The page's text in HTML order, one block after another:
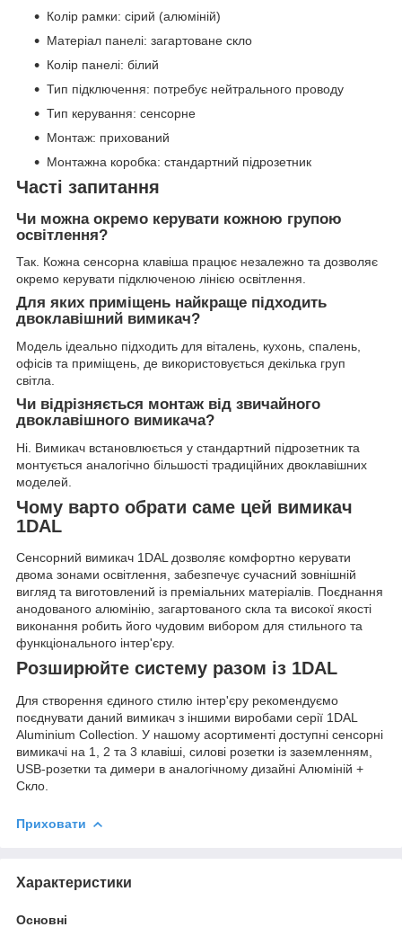
Колір рамки: сірий (алюміній)
Матеріал панелі: загартоване скло
Колір панелі: білий
Тип підключення: потребує нейтрального проводу
Тип керування: сенсорне
Монтаж: прихований
Монтажна коробка: стандартний підрозетник
Часті запитання
Чи можна окремо керувати кожною групою
освітлення?
Так. Кожна сенсорна клавіша працює незалежно та дозволяє
окремо керувати підключеною лінією освітлення.
Для яких приміщень найкраще підходить
двоклавішний вимикач?
Модель ідеально підходить для віталень, кухонь, спалень,
офісів та приміщень, де використовується декілька груп
світла.
Чи відрізняється монтаж від звичайного
двоклавішного вимикача?
Ні. Вимикач встановлюється у стандартний підрозетник та
монтується аналогічно більшості традиційних двоклавішних
моделей.
Чому варто обрати саме цей вимикач
1DAL
Сенсорний вимикач 1DAL дозволяє комфортно керувати
двома зонами освітлення, забезпечує сучасний зовнішній
вигляд та виготовлений із преміальних матеріалів. Поєднання
анодованого алюмінію, загартованого скла та високої якості
виконання робить його чудовим вибором для стильного та
функціонального інтер'єру.
Розширюйте систему разом із 1DAL
Для створення єдиного стилю інтер'єру рекомендуємо
поєднувати даний вимикач з іншими виробами серії 1DAL
Aluminium Collection. У нашому асортименті доступні сенсорні
вимикачі на 1, 2 та 3 клавіші, силові розетки із заземленням,
USB-розетки та димери в аналогічному дизайні Алюміній +
Скло.
Приховати
Характеристики
Основні